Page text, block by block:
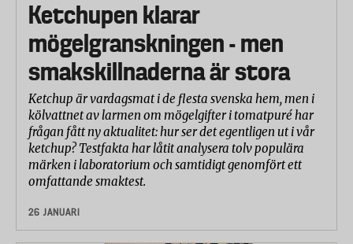
Ketchupen klarar
mögelgranskningen - men
smakskillnaderna är stora
Ketchup är vardagsmat i de flesta svenska hem, men i
kölvattnet av larmen om mögelgifter i tomatpuré har
frågan fått ny aktualitet: hur ser det egentligen ut i vår
ketchup? Testfakta har låtit analysera tolv populära
märken i laboratorium och samtidigt genomfört ett
omfattande smaktest.
26 JANUARI